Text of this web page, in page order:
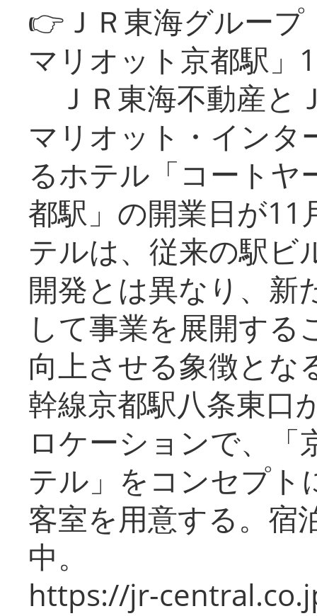
👉ＪＲ東海グルー
マリオット京都駅」
ＪＲ東海不動産と
マリオット・インタ
るホテル「コートヤ
都駅」の開業日が11
テルは、従来の駅ビ
開発とは異なり、新
して事業を展開する
向上させる象徴とな
幹線京都駅八条東口
ロケーションで、「
テル」をコンセプト
客室を用意する。宿
中。
https://jr-